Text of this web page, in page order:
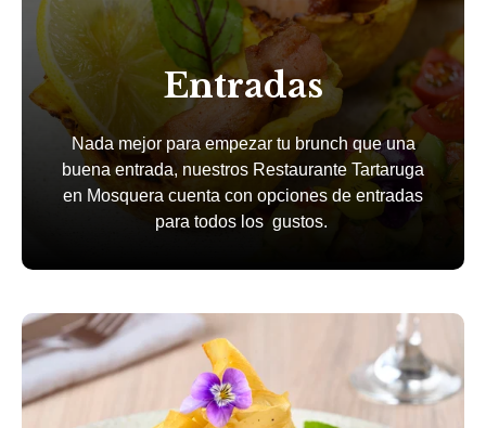
Entradas
Nada mejor para empezar tu brunch que una
buena entrada, nuestros Restaurante Tartaruga
en Mosquera cuenta con opciones de entradas
para todos los gustos.